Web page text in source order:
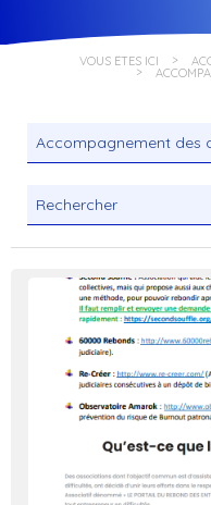
VOUS ÊTES ICI